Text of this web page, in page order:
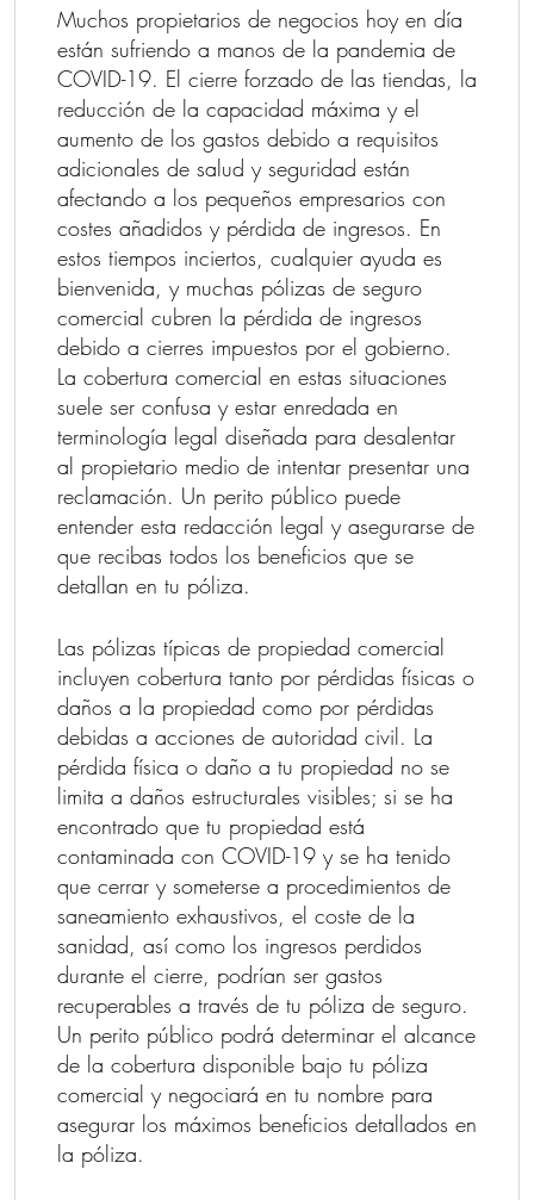
Muchos propietarios de negocios hoy en día
están sufriendo a manos de la pandemia de
COVID-19. El cierre forzado de las tiendas, la
reducción de la capacidad máxima y el
aumento de los gastos debido a requisitos
adicionales de salud y seguridad están
afectando a los pequeños empresarios con
costes añadidos y pérdida de ingresos. En
estos tiempos inciertos, cualquier ayuda es
bienvenida, y muchas pólizas de seguro
comercial cubren la pérdida de ingresos
debido a cierres impuestos por el gobierno.
La cobertura comercial en estas situaciones
suele ser confusa y estar enredada en
terminología legal diseñada para desalentar
al propietario medio de intentar presentar una
reclamación. Un perito público puede
entender esta redacción legal y asegurarse de
que recibas todos los beneficios que se
detallan en tu póliza.
Las pólizas típicas de propiedad comercial
incluyen cobertura tanto por pérdidas físicas o
daños a la propiedad como por pérdidas
debidas a acciones de autoridad civil. La
pérdida física o daño a tu propiedad no se
limita a daños estructurales visibles; si se ha
encontrado que tu propiedad está
contaminada con COVID-19 y se ha tenido
que cerrar y someterse a procedimientos de
saneamiento exhaustivos, el coste de la
sanidad, así como los ingresos perdidos
durante el cierre, podrían ser gastos
recuperables a través de tu póliza de seguro.
Un perito público podrá determinar el alcance
de la cobertura disponible bajo tu póliza
comercial y negociará en tu nombre para
asegurar los máximos beneficios detallados en
la póliza.